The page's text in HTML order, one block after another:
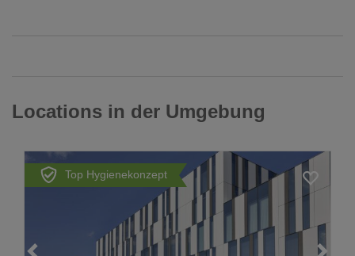
Locations in der Umgebung
Top Hygienekonzept